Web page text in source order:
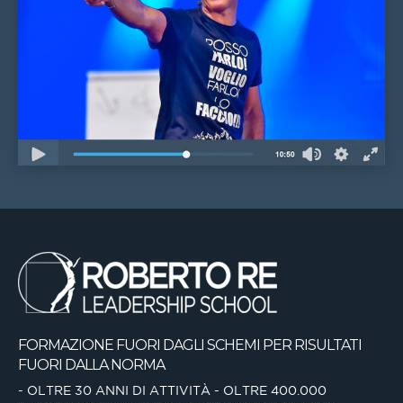
FORMAZIONE FUORI DAGLI SCHEMI PER RISULTATI
FUORI DALLA NORMA
- OLTRE 30 ANNI DI ATTIVITÀ - OLTRE 400.000